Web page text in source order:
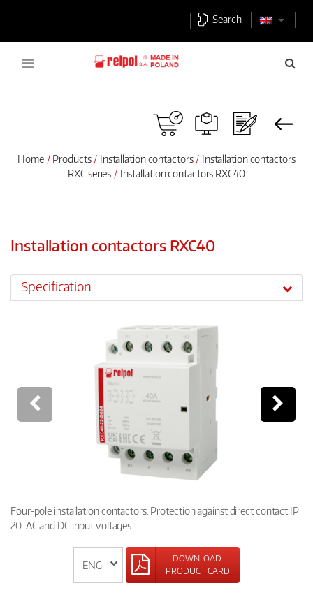
Search
Home Products Installation contactors
Installation contactors
RXC series
Installation contactors RXC40
Installation contactors RXC40
Specification
Four-pole installation contactors. Protection against direct contact IP
20. AC and DC input voltages.
DOWNLOAD
PRODUCT CARD